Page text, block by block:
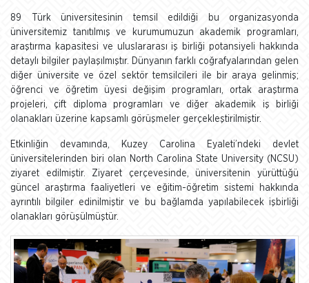
89 Türk üniversitesinin temsil edildiği bu organizasyonda
üniversitemiz tanıtılmış ve kurumumuzun akademik programları,
araştırma kapasitesi ve uluslararası iş birliği potansiyeli hakkında
detaylı bilgiler paylaşılmıştır. Dünyanın farklı coğrafyalarından gelen
diğer üniversite ve özel sektör temsilcileri ile bir araya gelinmiş;
öğrenci ve öğretim üyesi değişim programları, ortak araştırma
projeleri, çift diploma programları ve diğer akademik iş birliği
olanakları üzerine kapsamlı görüşmeler gerçekleştirilmiştir.
Etkinliğin devamında, Kuzey Carolina Eyaleti’ndeki devlet
üniversitelerinden biri olan North Carolina State University (NCSU)
ziyaret edilmiştir. Ziyaret çerçevesinde, üniversitenin yürüttüğü
güncel araştırma faaliyetleri ve eğitim-öğretim sistemi hakkında
ayrıntılı bilgiler edinilmiştir ve bu bağlamda yapılabilecek işbirliği
olanakları görüşülmüştür.